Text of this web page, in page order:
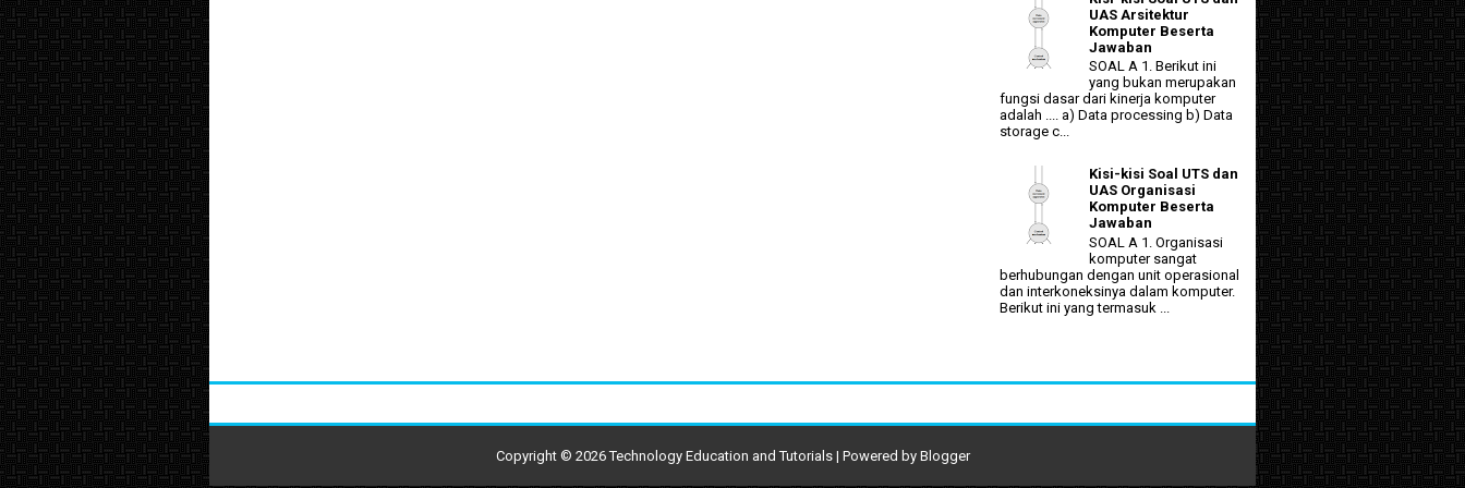
UAS Arsitektur
Komputer Beserta
Jawaban
SOAL A 1. Berikut ini
yang bukan merupakan
fungsi dasar dari kinerja komputer
adalah .... a) Data processing b) Data
storage c...
Kisi-kisi Soal UTS dan
UAS Organisasi
Komputer Beserta
Jawaban
SOAL A 1. Organisasi
komputer sangat
berhubungan dengan unit operasional
dan interkoneksinya dalam komputer.
Berikut ini yang termasuk ...
Copyright © 2026Technology Education and Tutorials| Powered by Blogger